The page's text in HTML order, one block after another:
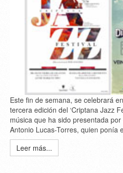
Este fin de semana, se celebrará
tercera edición del ‘Criptana Jazz
música que ha sido presentada
Antonio Lucas-Torres, quien ponía
Leer más...